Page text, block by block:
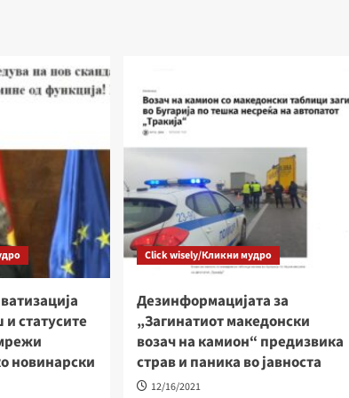
статусите
новинарски
Click wisely/Кликни мудро
Дезинформацијата за
„Загинатиот македонски
возач на камион“ предизвика
страв и паника во јавноста
12/16/2021